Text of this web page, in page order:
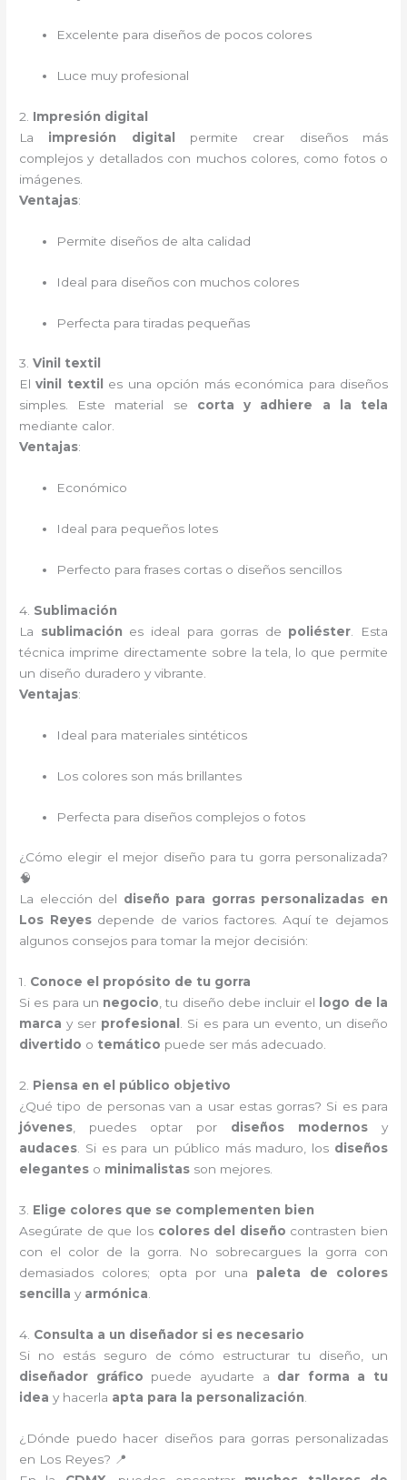
Excelente para diseños de pocos colores
Luce muy profesional
2. Impresión digital
La impresión digital
permite crear diseños más
complejos y detallados con muchos colores, como fotos o
imágenes.
Ventajas:
Permite diseños de alta calidad
Ideal para diseños con muchos colores
Perfecta para tiradas pequeñas
3.Vinil textil
Elvinil textil
es una opción más económica para diseños
simples. Este material se corta y adhiere a la tela
mediante calor.
Ventajas:
Económico
Ideal para pequeños lotes
Perfecto para frases cortas o diseños sencillos
4. Sublimación
La sublimación es ideal para gorras de poliéster . Esta
técnica imprime directamente sobre la tela, lo que permite
un diseño duradero y vibrante.
Ventajas:
Ideal para materiales sintéticos
Los colores son más brillantes
Perfecta para diseños complejos o fotos
¿Cómo elegir el mejor diseño para tu gorra personalizada?
🧠
La elección del diseño para gorras personalizadas en
Los Reyesdepende de varios factores. Aquí te dejamos
algunos consejos para tomar la mejor decisión:
1. Conoce el propósito de tu gorra
Si es para un negocio, tu diseño debe incluir el
logo de la
marca y ser profesional . Si es para un evento, un diseño
divertido o temático puede ser más adecuado.
2. Piensa en el público objetivo
¿Qué tipo de personas van a usar estas gorras? Si es para
jóvenes , puedes optar por diseños modernosy
audaces . Si es para un público más maduro, los diseños
elegantes o minimalistas son mejores.
3. Elige colores que se complementen bien
Asegúrate de que los colores del diseño contrasten bien
con el color de la gorra. No sobrecargues la gorra con
demasiados colores; opta por una paleta de colores
sencilla y armónica
4. Consulta a un diseñador si es necesario
Si no estás seguro de cómo estructurar tu diseño, un
diseñador gráfico puede ayudarte a dar forma a tu
idea y hacerla apta para la personalización
¿Dónde puedo hacer diseños para gorras personalizadas
en Los Reyes? 📍